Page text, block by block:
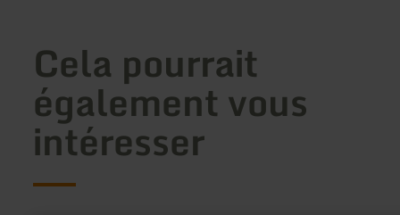
Cela pourrait
également vous
intéresser